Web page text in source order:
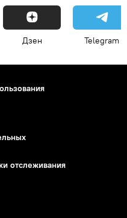
Дзен Telegram
отслеживания